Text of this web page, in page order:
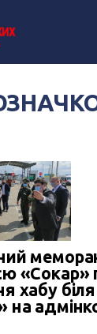
«Сокар»
хабу
на